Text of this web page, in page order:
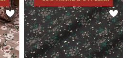
здесь дополнительные
до 30% на узкие
тканей